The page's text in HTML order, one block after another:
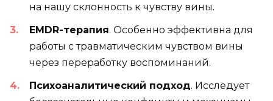
на нашу склонность к чувству вины.
EMDR-терапия. Особенно эффективна для
работы с травматическим чувством вины
через переработку воспоминаний.
Психоаналитический подход. Исследует